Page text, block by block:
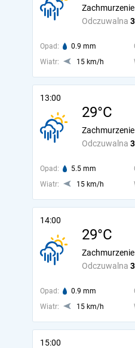
Odczuwalna
Opad: 0.9 mm
Wiatr:
15 km/h
13:00
29°C
Odczuwalna
Opad: 5.5 mm
Wiatr:
15 km/h
14:00
29°C
Odczuwalna
Opad: 0.9 mm
Wiatr:
15 km/h
15:00